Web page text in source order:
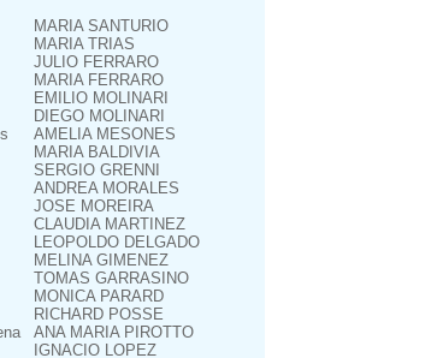
MARIA SANTURIO
MARIA TRIAS
JULIO FERRARO
MARIA FERRARO
EMILIO MOLINARI
DIEGO MOLINARI
AMELIA MESONES
MARIA BALDIVIA
SERGIO GRENNI
ANDREA MORALES
JOSE MOREIRA
CLAUDIA MARTINEZ
LEOPOLDO DELGADO
MELINA GIMENEZ
TOMAS GARRASINO
MONICA PARARD
RICHARD POSSE
ANA MARIA PIROTTO
IGNACIO LOPEZ